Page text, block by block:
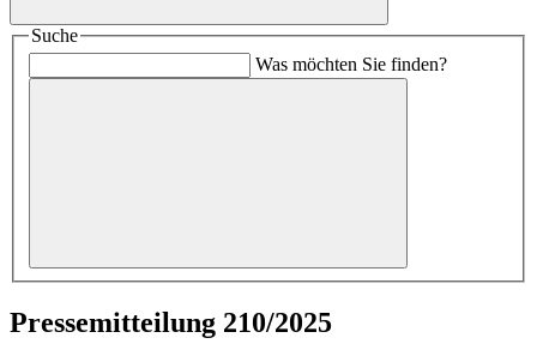
Suche
Was möchten Sie finden?
Pressemitteilung 210/2025